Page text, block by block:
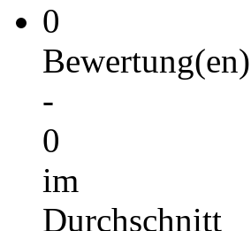
0
Bewertung(en)
-
0
im
Durchschnitt